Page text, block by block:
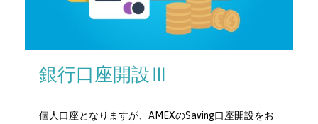
銀行口座開設Ⅲ
個人口座となりますが、AMEXのSaving口座開設をお